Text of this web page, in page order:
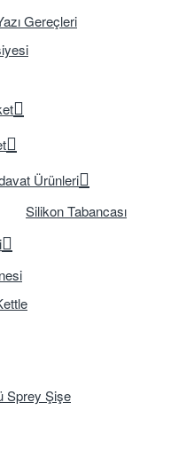
Gereçleri
Ürünleri
Silikon Tabancası
Sprey Şişe